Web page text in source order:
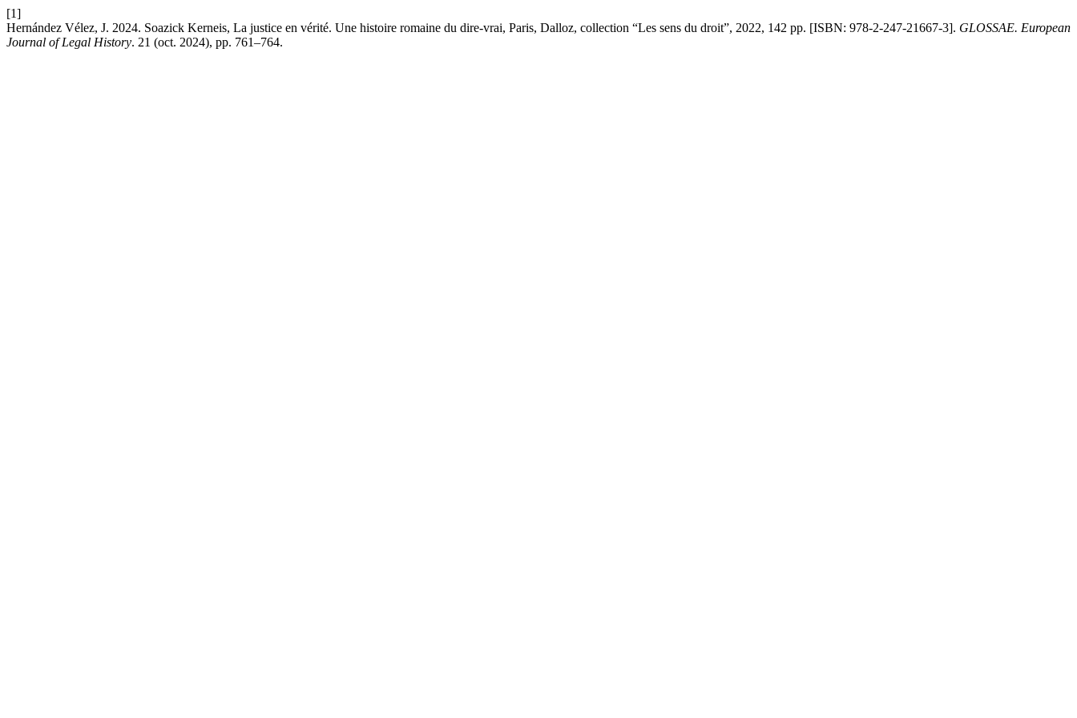
[1]
Hernández Vélez, J. 2024. Soazick Kerneis, La justice en vérité. Une histoire romaine du dire-vrai, Paris, Dalloz, collection “Les sens du droit”, 2022, 142 pp. [ISBN: 978-2-247-21667-3]. GLOSSAE. European
Journal of Legal History. 21 (oct. 2024), pp. 761–764.